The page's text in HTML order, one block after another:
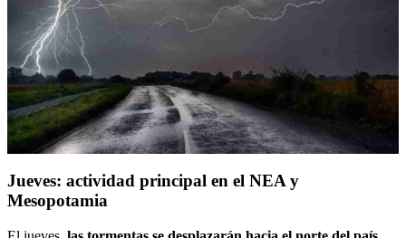
Jueves: actividad principal en el NEA y
Mesopotamia